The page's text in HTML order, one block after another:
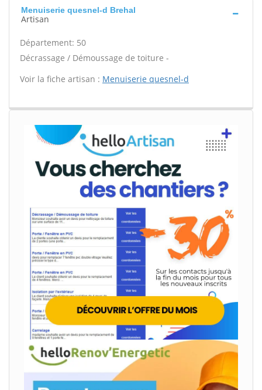
Menuiserie quesnel-d Brehal
Artisan
Département: 50
Décrassage / Démoussage de toiture -
Voir la fiche artisan : Menuiserie quesnel-d